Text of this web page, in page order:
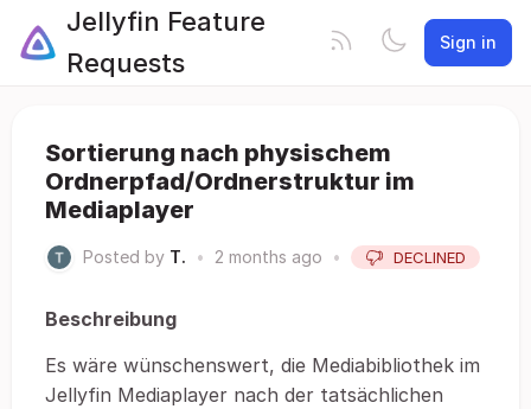
Jellyfin Feature
Requests
Sign in
Sortierung nach physischem
Ordnerpfad/Ordnerstruktur im
Mediaplayer
Posted by T. • 2 months ago • DECLINED
Beschreibung
Es wäre wünschenswert, die Mediabibliothek im
Jellyfin Mediaplayer nach der tatsächlichen